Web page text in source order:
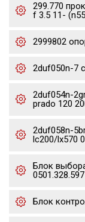
299.770
f 3.5 11-
2999802
2duf050n-7
2duf054n-
prado 120
2duf058n-
lc200/lx570
Блок
Блок